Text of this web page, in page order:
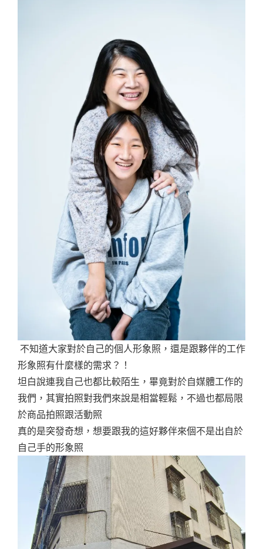
不知道大家對於自己的個人形象照，還是跟夥伴的工作
形象照有什麼樣的需求？！
坦白說連我自己也都比較陌生，畢竟對於自媒體工作的
我們，其實拍照對我們來說是相當輕鬆，不過也都局限
於商品拍照跟活動照
真的是突發奇想，想要跟我的這好夥伴來個不是出自於
自己手的形象照